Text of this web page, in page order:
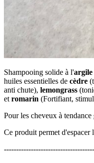
Shampooing solide à l'argile
huiles essentielles de cèdre
anti chute), lemongrass
et romarin (Fortifiant,
Pour les cheveux à tendance
Ce produit permet d'espacer